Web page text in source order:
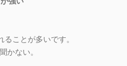
ことが多いです。
かない。